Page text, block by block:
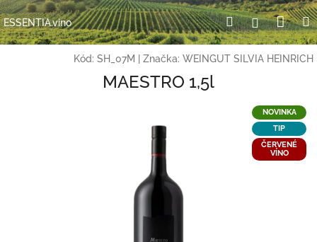
Přejít
na
obsah
ESSENTIA.vino HledatPřihlášení
Kód: SH_07M Značka: WEINGUT SILVIA HEINRICH
MAESTRO 1,5l
NOVINKA
TIP
ČERVENÉ
VÍNO